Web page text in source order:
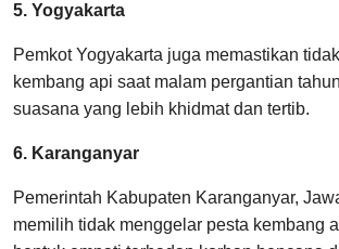
5. Yogyakarta
Pemkot Yogyakarta juga memastikan
kembang api saat malam pergantian
suasana yang lebih khidmat dan tertib.
6. Karanganyar
Pemerintah Kabupaten Karanganyar,
memilih tidak menggelar pesta kembang